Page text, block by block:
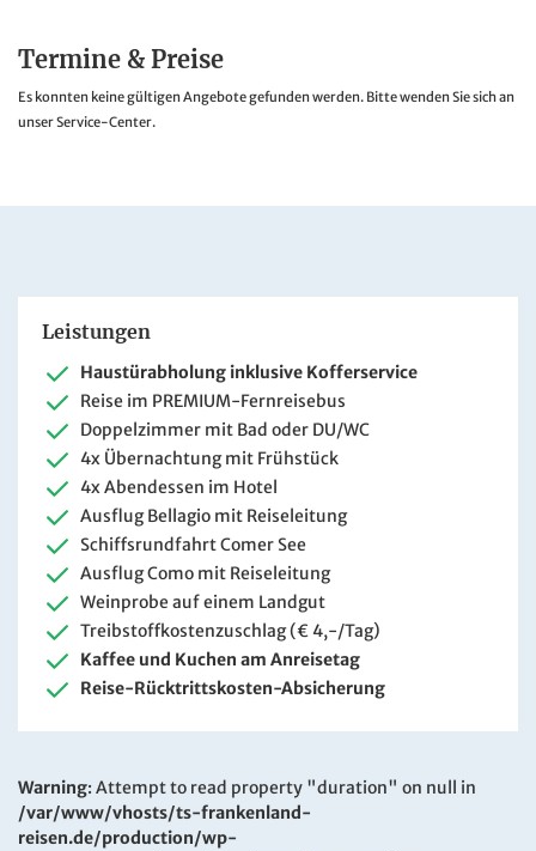
Termine & Preise
Es konnten keine gültigen Angebote gefunden werden. Bitte wenden Sie sich an
unser Service-Center.
Leistungen
Haustürabholung inklusive Kofferservice
Reise im PREMIUM-Fernreisebus
Doppelzimmer mit Bad oder DU/WC
4x Übernachtung mit Frühstück
4x Abendessen im Hotel
Ausflug Bellagio mit Reiseleitung
Schiffsrundfahrt Comer See
Ausflug Como mit Reiseleitung
Weinprobe auf einem Landgut
Treibstoffkostenzuschlag (€ 4,-/Tag)
Kaffee und Kuchen am Anreisetag
Reise-Rücktrittskosten-Absicherung
Warning: Attempt to read property "duration" on null in
/var/www/vhosts/ts-frankenland-
reisen.de/production/wp-